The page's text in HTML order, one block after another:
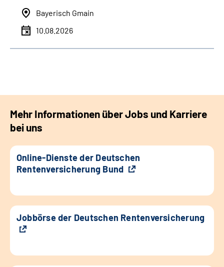
Bayerisch Gmain
10.08.2026
Mehr Informationen über Jobs und Karriere
bei uns
Online-Dienste der Deutschen
Rentenversicherung Bund
Jobbörse der Deutschen Rentenversicherung